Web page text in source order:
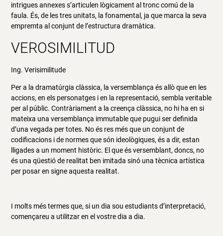
intrigues annexes s’articulen lògicament al tronc comú de la
faula. És, de les tres unitats, la fonamental, ja que marca la seva
empremta al conjunt de l’estructura dramàtica.
VEROSIMILITUD
Ing. Verisimilitude
Per a la dramatúrgia clàssica, la versemblança és allò que en les
accions, en els personatges i en la representació, sembla veritable
per al públic. Contràriament a la creença clàssica, no hi ha en si
mateixa una versemblança immutable que pugui ser definida
d’una vegada per totes. No és res més que un conjunt de
codificacions i de normes que són ideològiques, és a dir, estan
lligades a un moment històric. El que és versemblant, doncs, no
és una qüestió de realitat ben imitada sinó una tècnica artística
per posar en signe aquesta realitat.
I molts més termes que, si un dia sou estudiants d’interpretació,
començareu a utilitzar en el vostre dia a dia.